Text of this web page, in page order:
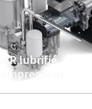
GAR lubrifié
compresseur